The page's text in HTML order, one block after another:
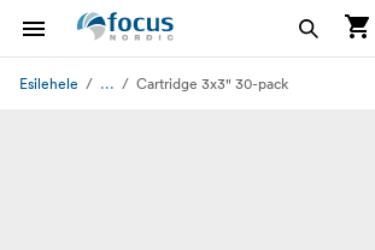
Esilehele ... Cartridge 3x3" 30-pack